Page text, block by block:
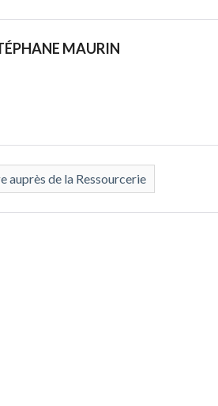
MAURIN
auprès de la Ressourcerie